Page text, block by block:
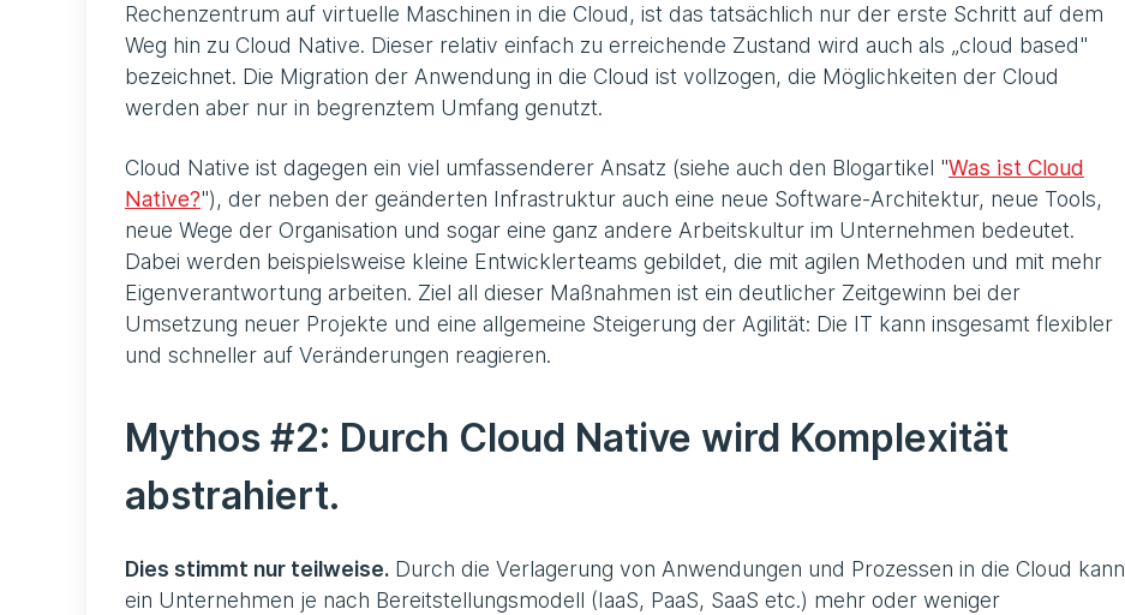
Rechenzentrum auf virtuelle Maschinen in die Cloud, ist das tatsächlich nur der erste Schritt auf dem
Weg hin zu Cloud Native. Dieser relativ einfach zu erreichende Zustand wird auch als „cloud based"
bezeichnet. Die Migration der Anwendung in die Cloud ist vollzogen, die Möglichkeiten der Cloud
werden aber nur in begrenztem Umfang genutzt.
Cloud Native ist dagegen ein viel umfassenderer Ansatz (siehe auch den Blogartikel "Was ist Cloud
Native?"), der neben der geänderten Infrastruktur auch eine neue Software-Architektur, neue Tools,
neue Wege der Organisation und sogar eine ganz andere Arbeitskultur im Unternehmen bedeutet.
Dabei werden beispielsweise kleine Entwicklerteams gebildet, die mit agilen Methoden und mit mehr
Eigenverantwortung arbeiten. Ziel all dieser Maßnahmen ist ein deutlicher Zeitgewinn bei der
Umsetzung neuer Projekte und eine allgemeine Steigerung der Agilität: Die IT kann insgesamt flexibler
und schneller auf Veränderungen reagieren.
Mythos #2: Durch Cloud Native wird Komplexität
abstrahiert.
Dies stimmt nur teilweise. Durch die Verlagerung von Anwendungen und Prozessen in die Cloud kann
ein Unternehmen je nach Bereitstellungsmodell (IaaS, PaaS, SaaS etc.) mehr oder weniger